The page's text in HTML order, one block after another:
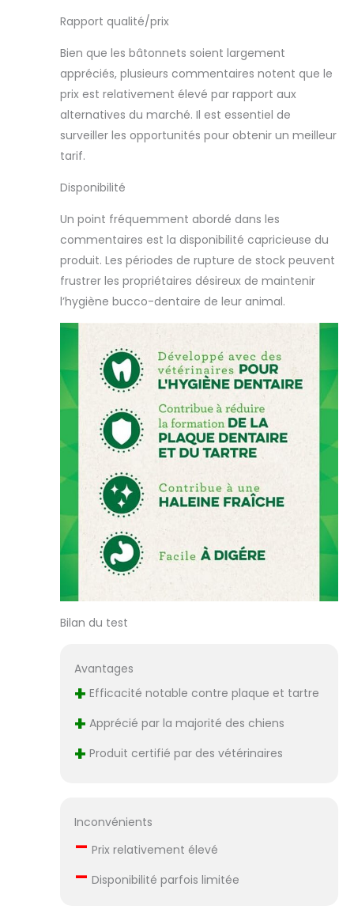
moins de 6 mois /
Veillez à toujours
laisser de l'eau
fraîche à
disposition
Livraison : 6 sachet
Développé avec
des vétérinaires /
Friandise pour une
haleine fraîche
Rapport qualité/prix
Bien que les bâtonnets soient largement
appréciés, plusieurs commentaires notent que le
prix est relativement élevé par rapport aux
alternatives du marché. Il est essentiel de
surveiller les opportunités pour obtenir un meilleur
tarif.
Disponibilité
Un point fréquemment abordé dans les
commentaires est la disponibilité capricieuse du
produit. Les périodes de rupture de stock peuvent
frustrer les propriétaires désireux de maintenir
l’hygiène bucco-dentaire de leur animal.
Bilan du test
Avantages
+ Efficacité notable contre plaque et tartre
+ Apprécié par la majorité des chiens
+ Produit certifié par des vétérinaires
Inconvénients
– Prix relativement élevé
– Disponibilité parfois limitée